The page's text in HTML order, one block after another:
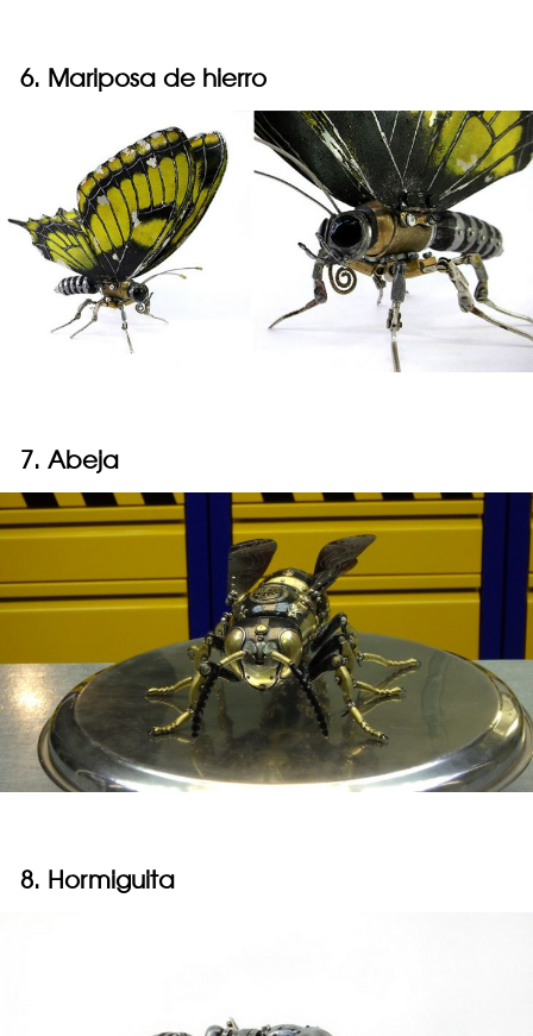
6. Mariposa de hierro
7. Abeja
8. Hormiguita